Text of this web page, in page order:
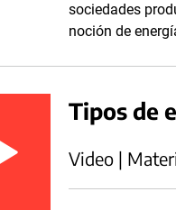
sociedades
noción de
Tipos de
Video |